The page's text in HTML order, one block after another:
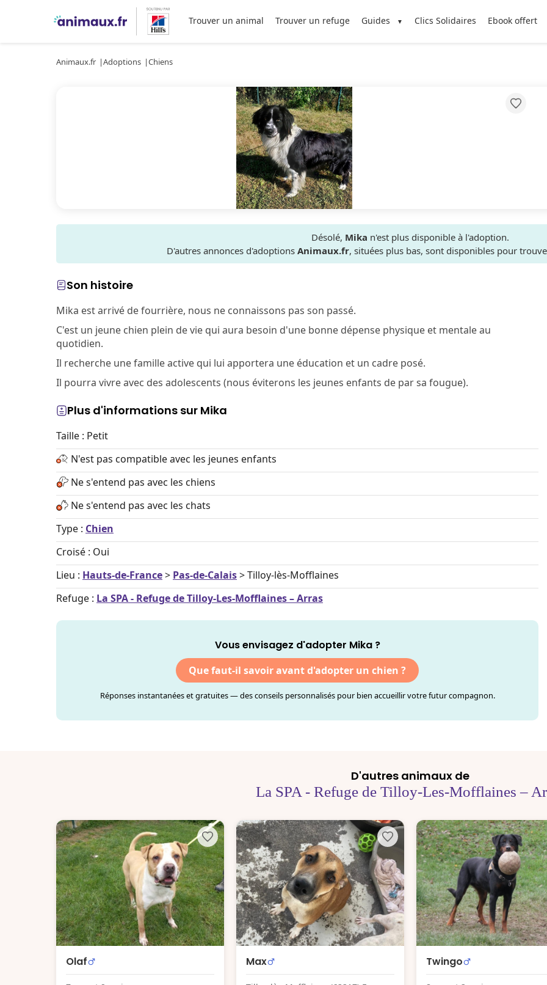
Trouver un animal Trouver un refuge Guides Clics Solidaires Ebook offert
Animaux.fr Adoptions Chiens
Désolé, Mika n'est plus disponible à l'adoption.
D'autres annonces d'adoptions Animaux.fr, situées plus bas, sont disponibles pour
Son histoire
Mika est arrivé de fourrière, nous ne connaissons pas son passé.
C'est un jeune chien plein de vie qui aura besoin d'une bonne dépense physique et mentale au
quotidien.
Il recherche une famille active qui lui apportera une éducation et un cadre posé.
Il pourra vivre avec des adolescents (nous éviterons les jeunes enfants de par sa fougue).
Plus d'informations sur Mika
Taille : Petit
N'est pas compatible avec les jeunes enfants
Ne s'entend pas avec les chiens
Ne s'entend pas avec les chats
Type : Chien
Croisé : Oui
Lieu : Hauts-de-France> Pas-de-Calais> Tilloy-lès-Mofflaines
Refuge : La SPA - Refuge de Tilloy-Les-Mofflaines – Arras
Vous envisagez d'adopter Mika ?
Que faut-il savoir avant d'adopter un chien ?
Réponses instantanées et gratuites — des conseils personnalisés pour bien accueillir votre futur compagnon.
D'autres animaux de
La SPA - Refuge de Tilloy-Les-Mofflaines –
Olaf Max Twingo